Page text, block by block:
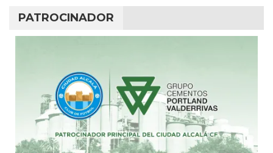
PATROCINADOR